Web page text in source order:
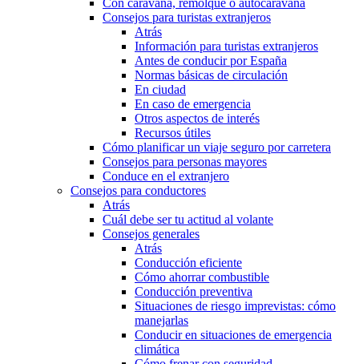
Con caravana, remolque o autocaravana
Consejos para turistas extranjeros
Atrás
Información para turistas extranjeros
Antes de conducir por España
Normas básicas de circulación
En ciudad
En caso de emergencia
Otros aspectos de interés
Recursos útiles
Cómo planificar un viaje seguro por carretera
Consejos para personas mayores
Conduce en el extranjero
Consejos para conductores
Atrás
Cuál debe ser tu actitud al volante
Consejos generales
Atrás
Conducción eficiente
Cómo ahorrar combustible
Conducción preventiva
Situaciones de riesgo imprevistas: cómo
manejarlas
Conducir en situaciones de emergencia
climática